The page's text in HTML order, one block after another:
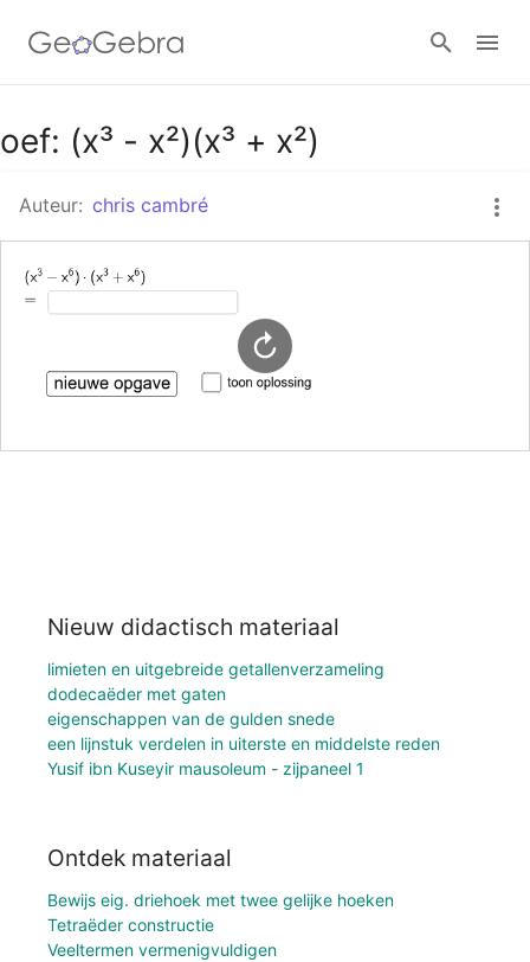
Google Classroom
GeoGebra Klaslokaal
oef: (x³ - x²)(x³ + x²)
Auteur: chris cambré
Nieuw didactisch materiaal
limieten en uitgebreide getallenverzameling
dodecaëder met gaten
eigenschappen van de gulden snede
een lijnstuk verdelen in uiterste en middelste reden
Yusif ibn Kuseyir mausoleum - zijpaneel 1
Ontdek materiaal
Bewijs eig. driehoek met twee gelijke hoeken
Tetraëder constructie
Veeltermen vermenigvuldigen